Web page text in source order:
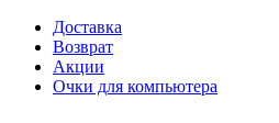
Доставка
Возврат
Акции
Очки для компьютера